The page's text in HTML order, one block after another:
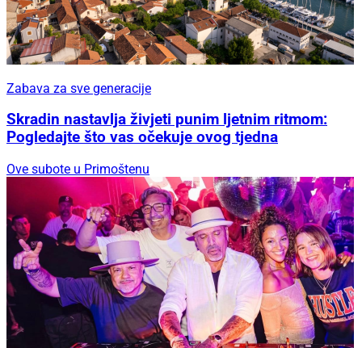
Zabava za sve generacije
Skradin nastavlja živjeti punim ljetnim ritmom:
Pogledajte što vas očekuje ovog tjedna
Ove subote u Primoštenu